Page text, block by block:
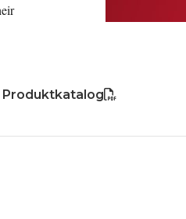
Produktkatalog